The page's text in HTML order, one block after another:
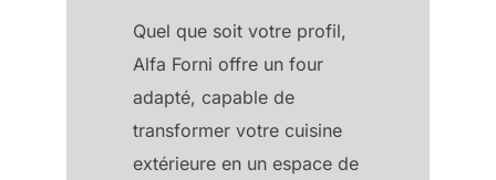
Quel que soit votre profil,
Alfa Forni offre un four
adapté, capable de
transformer votre cuisine
extérieure en un espace de